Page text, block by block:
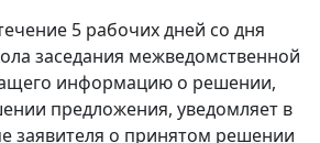
5 рабочих дней со дня
заседания межведомственной
информацию о решении,
предложения, уведомляет в
заявителя о принятом решении